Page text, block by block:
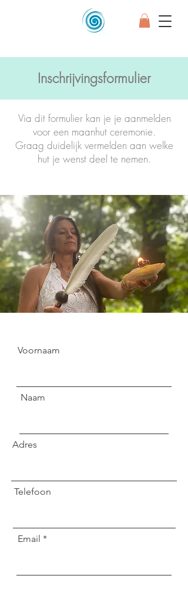
Inschrijvingsformulier
Via dit formulier kan je je aanmelden
voor een maanhut ceremonie.
Graag duidelijk vermelden aan welke
hut je wenst deel te nemen.
Voornaam
Naam
Adres
Telefoon
Email